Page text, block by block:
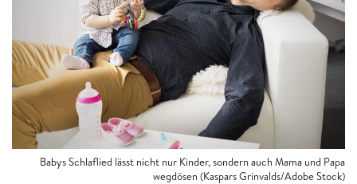
Babys Schlaflied lässt nicht nur Kinder, sondern auch Mama und Papa
wegdösen (Kaspars Grinvalds/Adobe Stock)